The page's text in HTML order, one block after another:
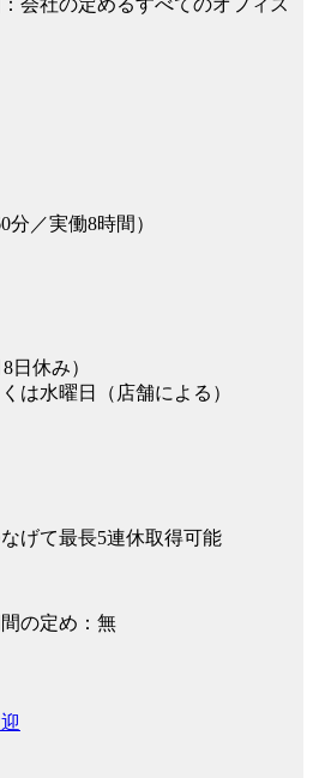
会社の定めるすべてのオフィス
分／実働8時間）
日休み）
は水曜日（店舗による）
げて最長5連休取得可能
の定め：無